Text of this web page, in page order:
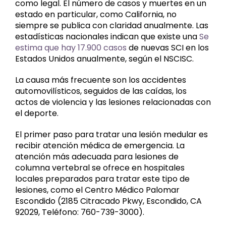
como legal. El número de casos y muertes en un
estado en particular, como California, no
siempre se publica con claridad anualmente. Las
estadísticas nacionales indican que existe unaSe
estima que hay 17.900 casos de nuevas SCI en los
Estados Unidos anualmente, según el NSCISC.
La causa más frecuente son los accidentes
automovilísticos, seguidos de las caídas, los
actos de violencia y las lesiones relacionadas con
el deporte.
El primer paso para tratar una lesión medular es
recibir atención médica de emergencia. La
atención más adecuada para lesiones de
columna vertebral se ofrece en hospitales
locales preparados para tratar este tipo de
lesiones, como el Centro Médico Palomar
Escondido (2185 Citracado Pkwy, Escondido, CA
92029, Teléfono: 760-739-3000).